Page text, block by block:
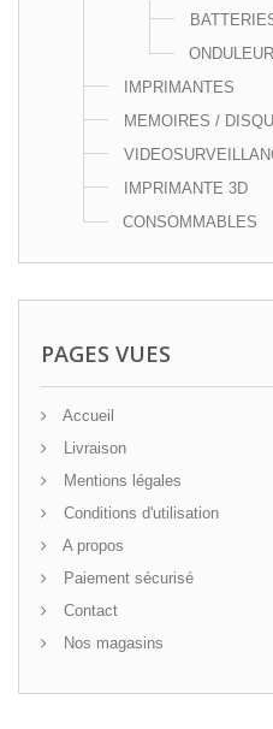
IMPRIMANTES
MEMOIRES /
IMPRIMANTE 3D
CONSOMMABLES
PAGES VUES
Accueil
Livraison
Mentions légales
Conditions d'utilisation
A propos
Paiement sécurisé
Contact
Nos magasins